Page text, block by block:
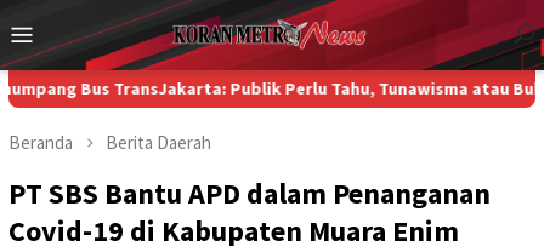
ke
konten
Menu
Mobile
TransJakarta: Publik Perlu Tahu, Tunawisma atau Bukan? Di
Beranda Berita Daerah
PT SBS Bantu APD dalam Penanganan
Covid-19 di Kabupaten Muara Enim